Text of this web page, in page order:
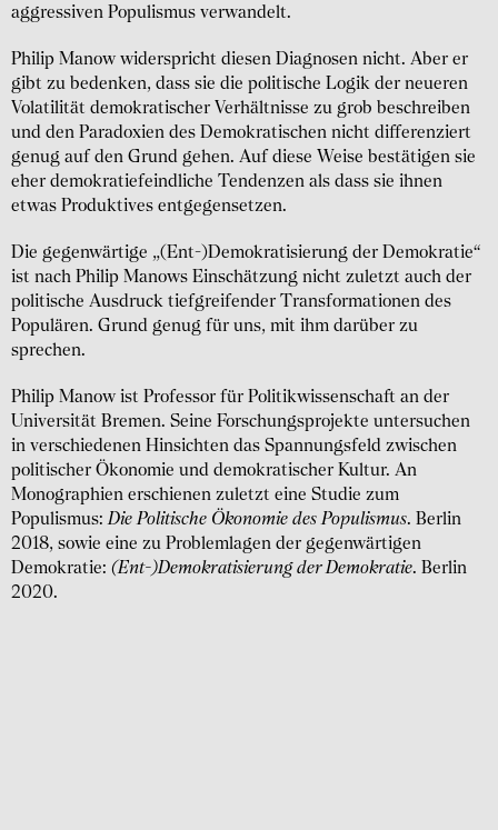
aggressiven Populismus verwandelt.
Philip Manow widerspricht diesen Diagnosen nicht. Aber er
gibt zu bedenken, dass sie die politische Logik der neueren
Volatilität demokratischer Verhältnisse zu grob beschreiben
und den Paradoxien des Demokratischen nicht differenziert
genug auf den Grund gehen. Auf diese Weise bestätigen sie
eher demokratiefeindliche Tendenzen als dass sie ihnen
etwas Produktives entgegensetzen.
Die gegenwärtige „(Ent-)Demokratisierung der Demokratie“
ist nach Philip Manows Einschätzung nicht zuletzt auch der
politische Ausdruck tiefgreifender Transformationen des
Populären. Grund genug für uns, mit ihm darüber zu
sprechen.
Philip Manow ist Professor für Politikwissenschaft an der
Universität Bremen. Seine Forschungsprojekte untersuchen
in verschiedenen Hinsichten das Spannungsfeld zwischen
politischer Ökonomie und demokratischer Kultur. An
Monographien erschienen zuletzt eine Studie zum
Populismus:Die Politische Ökonomie des Populismus. Berlin
2018, sowie eine zu Problemlagen der gegenwärtigen
Demokratie: (Ent-)Demokratisierung der Demokratie. Berlin
2020.